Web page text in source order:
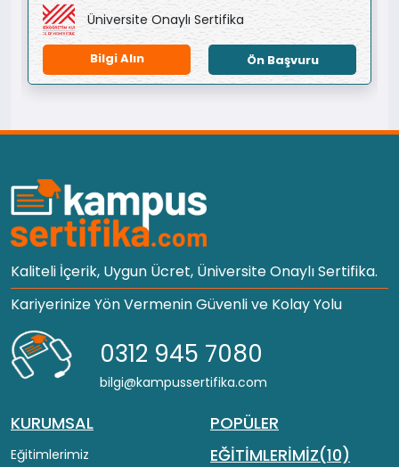
Üniversite Onaylı Sertifika
Bilgi Alın Ön Başvuru
Kaliteli İçerik, Uygun Ücret, Üniversite Onaylı Sertifika.
Kariyerinize Yön Vermenin Güvenli ve Kolay Yolu
0312 945 7080
bilgi@kampussertifika.com
KURUMSAL
Eğitimlerimiz
POPÜLER
EĞİTİMLERİMİZ(10)